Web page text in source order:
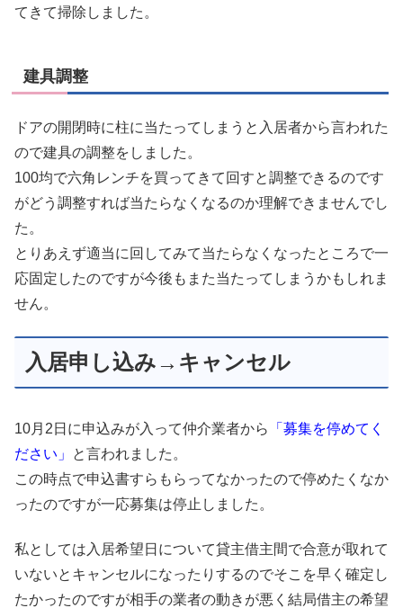
てきて掃除しました。
建具調整
ドアの開閉時に柱に当たってしまうと入居者から言われた
ので建具の調整をしました。
100均で六角レンチを買ってきて回すと調整できるのです
がどう調整すれば当たらなくなるのか理解できませんでし
た。
とりあえず適当に回してみて当たらなくなったところで一
応固定したのですが今後もまた当たってしまうかもしれま
せん。
入居申し込み→キャンセル
10月2日に申込みが入って仲介業者から
「募集を停めてく
ださい」
と言われました。
この時点で申込書すらもらってなかったので停めたくなか
ったのですが一応募集は停止しました。
私としては入居希望日について貸主借主間で合意が取れて
いないとキャンセルになったりするのでそこを早く確定し
たかったのですが相手の業者の動きが悪く結局借主の希望